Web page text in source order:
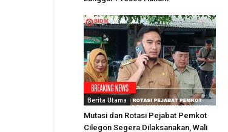
Berita Utama
Mutasi dan Rotasi Pejabat Pemkot
Cilegon Segera Dilaksanakan, Wali